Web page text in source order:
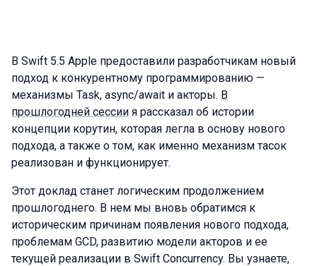
В Swift 5.5 Apple предоставили разработчикам новый
подход к конкурентному программированию —
механизмы Task, async/await и акторы. В
прошлогодней сессии я рассказал об истории
концепции корутин, которая легла в основу нового
подхода, а также о том, как именно механизм тасок
реализован и функционирует.
Этот доклад станет логическим продолжением
прошлогоднего. В нем мы вновь обратимся к
историческим причинам появления нового подхода,
проблемам GCD, развитию модели акторов и ее
текущей реализации в Swift Concurrency. Вы узнаете,